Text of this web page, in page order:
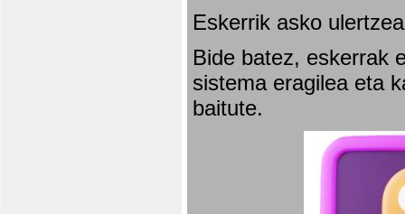
Eskerrik asko
Bide batez, eskerrak
sistema eragilea eta
baitute.